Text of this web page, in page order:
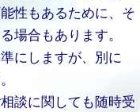
性もあるために、そ
場合もあります。
にしますが、別に
談に関しても随時受